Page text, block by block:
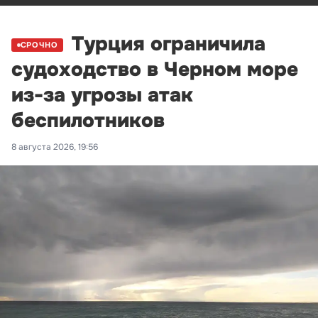
СРОЧНО
Турция ограничила
судоходство в Черном море
из-за угрозы атак
беспилотников
8 августа 2026, 19:56